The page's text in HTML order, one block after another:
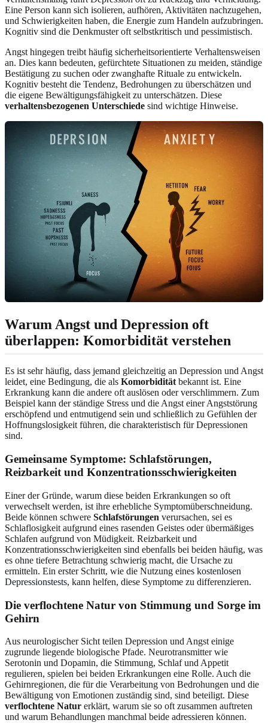
Eine Person kann sich isolieren, aufhören, Aktivitäten nachzugehen,
und Schwierigkeiten haben, die Energie zum Handeln aufzubringen.
Kognitiv sind die Denkmuster oft selbstkritisch und pessimistisch.
Angst hingegen treibt häufig sicherheitsorientierte Verhaltensweisen
an. Dies kann bedeuten, gefürchtete Situationen zu meiden, ständige
Bestätigung zu suchen oder zwanghafte Rituale zu entwickeln.
Kognitiv besteht die Tendenz, Bedrohungen zu überschätzen und
die eigene Bewältigungsfähigkeit zu unterschätzen. Diese
verhaltensbezogenen Unterschiede sind wichtige Hinweise.
Warum Angst und Depression oft
überlappen: Komorbidität verstehen
Es ist sehr häufig, dass jemand gleichzeitig an Depression und Angst
leidet, eine Bedingung, die als Komorbiditätbekannt ist. Eine
Erkrankung kann die andere oft auslösen oder verschlimmern. Zum
Beispiel kann der ständige Stress und die Angst einer Angststörung
erschöpfend und entmutigend sein und schließlich zu Gefühlen der
Hoffnungslosigkeit führen, die charakteristisch für Depressionen
sind.
Gemeinsame Symptome: Schlafstörungen,
Reizbarkeit und Konzentrationsschwierigkeiten
Einer der Gründe, warum diese beiden Erkrankungen so oft
verwechselt werden, ist ihre erhebliche Symptomüberschneidung.
Beide können schwere Schlafstörungen verursachen, sei es
Schlaflosigkeit aufgrund eines rasenden Geistes oder übermäßiges
Schlafen aufgrund von Müdigkeit. Reizbarkeit und
Konzentrationsschwierigkeiten sind ebenfalls bei beiden häufig, was
es ohne tiefere Betrachtung schwierig macht, die Ursache zu
ermitteln. Ein erster Schritt, wie die Nutzung eines kostenlosen
Depressionstests, kann helfen, diese Symptome zu differenzieren.
Die verflochtene Natur von Stimmung und Sorge im
Gehirn
Aus neurologischer Sicht teilen Depression und Angst einige
zugrunde liegende biologische Pfade. Neurotransmitter wie
Serotonin und Dopamin, die Stimmung, Schlaf und Appetit
regulieren, spielen bei beiden Erkrankungen eine Rolle. Auch die
Gehirnregionen, die für die Verarbeitung von Bedrohungen und die
Bewältigung von Emotionen zuständig sind, sind beteiligt. Diese
verflochtene Natur erklärt, warum sie so oft zusammen auftreten
und warum Behandlungen manchmal beide adressieren können.